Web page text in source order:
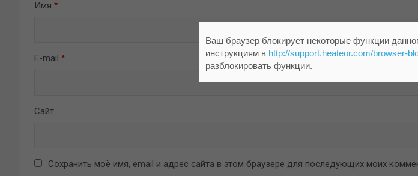
Имя *
E-mail *
Сайт
Сохранить моё имя, email и адрес сайта в этом браузере для последующих моих
Ваш браузер блокирует некоторые функции
инструкциям в http://support.heateor.com/browser-
разблокировать функции.